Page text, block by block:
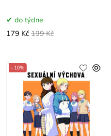
do týdne
179 Kč 199 Kč
- 10%